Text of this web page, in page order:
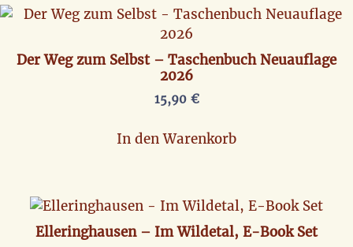
Der Weg zum Selbst – Taschenbuch Neuauflage
2026
15,90 €
In den Warenkorb
Elleringhausen – Im Wildetal, E-Book Set